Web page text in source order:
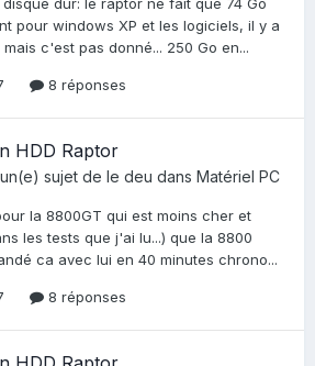
pour windows XP et les logiciels, il y a
c'est pas donné... 250 Go en...
8 réponses
HDD Raptor
sujet de le deu dans Matériel PC
la 8800GT qui est moins cher et
les tests que j'ai lu...) que la 8800
ca avec lui en 40 minutes chrono...
8 réponses